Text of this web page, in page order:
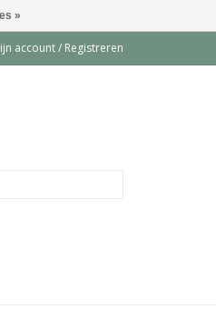
account / Registreren
»